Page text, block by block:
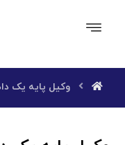
وکیل پایه یک